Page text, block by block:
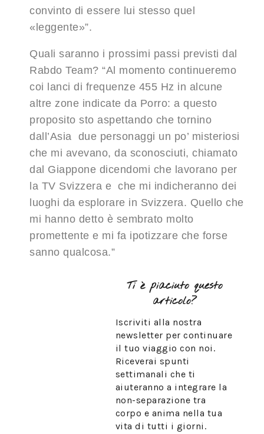
convinto di essere lui stesso quel
«leggente»”.
Quali saranno i prossimi passi previsti dal
Rabdo Team? “Al momento continueremo
coi lanci di frequenze 455 Hz in alcune
altre zone indicate da Porro: a questo
proposito sto aspettando che tornino
dall’Asia due personaggi un po’ misteriosi
che mi avevano, da sconosciuti, chiamato
dal Giappone dicendomi che lavorano per
la TV Svizzera e che mi indicheranno dei
luoghi da esplorare in Svizzera. Quello che
mi hanno detto è sembrato molto
promettente e mi fa ipotizzare che forse
sanno qualcosa.”
Ti è piaciuto questo
articolo?
Iscriviti alla nostra
newsletter per continuare
il tuo viaggio con noi.
Riceverai spunti
settimanali che ti
aiuteranno a integrare la
non-separazione tra
corpo e anima nella tua
vita di tutti i giorni.